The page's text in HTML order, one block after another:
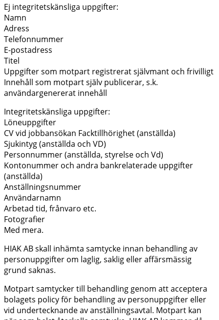
Ej integritetskänsliga uppgifter:
Namn
Adress
Telefonnummer
E-postadress
Titel
Uppgifter som motpart registrerat självmant och frivilligt
Innehåll som motpart själv publicerar, s.k.
användargenererat innehåll
Integritetskänsliga uppgifter:
Löneuppgifter
CV vid jobbansökan Facktillhörighet (anställda)
Sjukintyg (anställda och VD)
Personnummer (anställda, styrelse och Vd)
Kontonummer och andra bankrelaterade uppgifter
(anställda)
Anställningsnummer
Användarnamn
Arbetad tid, frånvaro etc.
Fotografier
Med mera.
HIAK AB skall inhämta samtycke innan behandling av
personuppgifter om laglig, saklig eller affärsmässig
grund saknas.
Motpart samtycker till behandling genom att acceptera
bolagets policy för behandling av personuppgifter eller
vid undertecknande av anställningsavtal. Motpart kan